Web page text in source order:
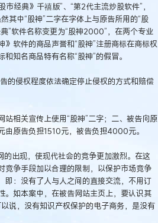
经典》千禧版”、“第2代主流炒股软件”，
其中“股神”二字在字体上与原告所用的“股
”软件名称变更为“股神2000”，在两个专业
软件的商品声誉和“股神”注册商标在商标权
知名商品特有名称“股神”的假冒。
的侵权程度依法确定停止侵权的方式和赔偿
相关宣传上使用“股神”二字；二、被告向原
由原告负担1510元，被告负担4000元。
出现，使现代社会的竞争更加激烈。在这
竞争手段加以合理的限制，以保护市场竞争
即：没有了人与人之间的直接交流，不用订
。如本案中，在被告网站主页上，要认识其
说，没有知识产权保护的电子商务，是没有